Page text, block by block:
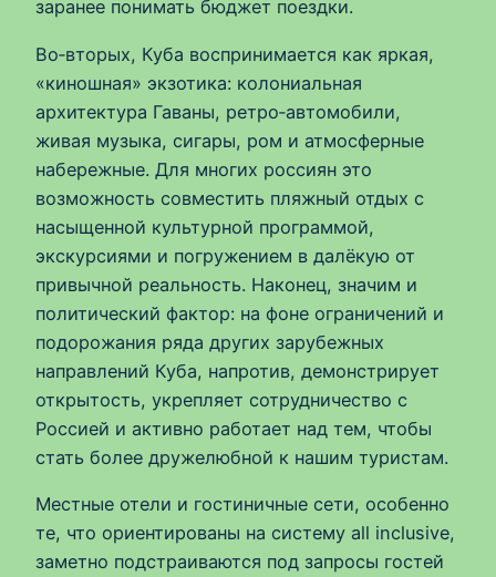
заранее понимать бюджет поездки.
Во‑вторых, Куба воспринимается как яркая,
«киношная» экзотика: колониальная
архитектура Гаваны, ретро‑автомобили,
живая музыка, сигары, ром и атмосферные
набережные. Для многих россиян это
возможность совместить пляжный отдых с
насыщенной культурной программой,
экскурсиями и погружением в далёкую от
привычной реальность. Наконец, значим и
политический фактор: на фоне ограничений и
подорожания ряда других зарубежных
направлений Куба, напротив, демонстрирует
открытость, укрепляет сотрудничество с
Россией и активно работает над тем, чтобы
стать более дружелюбной к нашим туристам.
Местные отели и гостиничные сети, особенно
те, что ориентированы на систему all inclusive,
заметно подстраиваются под запросы гостей